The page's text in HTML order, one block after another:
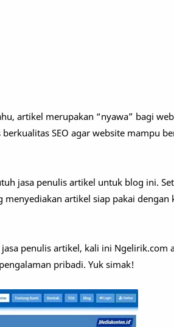
artikel merupakan “nyawa” bagi
SEO agar website mampu
jasa penulis artikel untuk blog ini.
artikel siap pakai dengan
penulis artikel, kali ini Ngelirik.com
pribadi. Yuk simak!